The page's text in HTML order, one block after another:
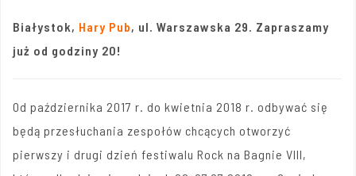
Białystok, Hary Pub, ul. Warszawska 29. Zapraszamy
już od godziny 20!
Od października 2017 r. do kwietnia 2018 r. odbywać się
będą przesłuchania zespołów chcących otworzyć
pierwszy i drugi dzień festiwalu Rock na Bagnie VIII,